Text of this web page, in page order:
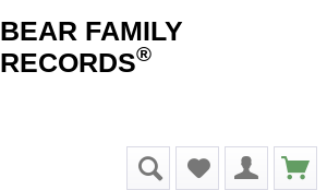
BEAR FAMILY
RECORDS®